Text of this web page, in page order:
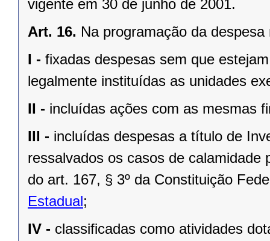
vigente em 30 de junho de 2001.
Art. 16. Na programação da
I - fixadas despesas sem que
legalmente instituídas as unidades
II - incluídas ações com as mesmas
III - incluídas despesas a título de
ressalvados os casos de
do art. 167, § 3º da Constituição
Estadual;
IV - classificadas como atividades